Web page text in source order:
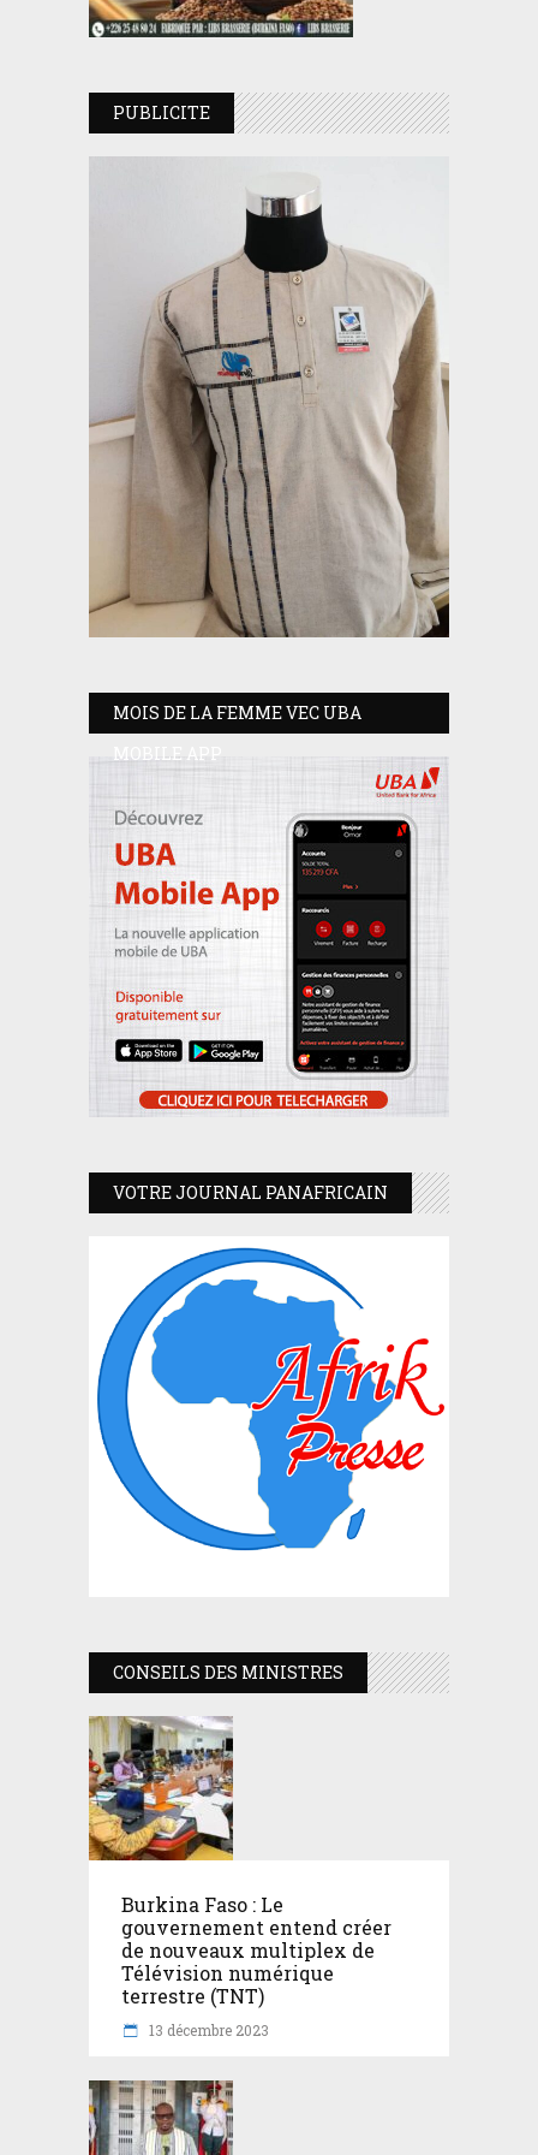
PUBLICITE
MOIS DE LA FEMME VEC UBA
MOBILE APP
VOTRE JOURNAL PANAFRICAIN
CONSEILS DES MINISTRES
Burkina Faso : Le
gouvernement entend créer
de nouveaux multiplex de
Télévision numérique
terrestre (TNT)
13 décembre 2023